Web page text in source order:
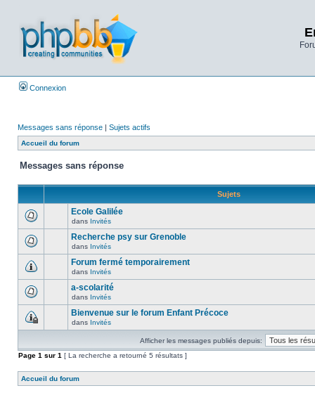
Connexion
Messages sans réponse | Sujets actifs
Accueil du forum
Messages sans réponse
Sujets
Ecole Galilée
dans Invités
Recherche psy sur Grenoble
dans Invités
Forum fermé temporairement
dans Invités
a-scolarité
dans Invités
Bienvenue sur le forum Enfant Précoce
dans Invités
Afficher les messages publiés depuis:
Page 1 sur 1 [ La recherche a retourné 5 résultats ]
Accueil du forum